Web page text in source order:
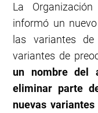
La
informó un
las variantes
variantes de
un nombre del
eliminar parte
nuevas